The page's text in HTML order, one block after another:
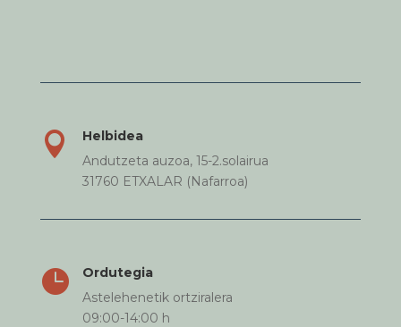

Helbidea
Andutzeta auzoa, 15-2.solairua
31760 ETXALAR (Nafarroa)

Ordutegia
Astelehenetik ortziralera
09:00-14:00 h